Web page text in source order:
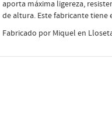
aporta máxima ligereza,
de altura. Este fabricante tiene
Fabricado por Miquel en